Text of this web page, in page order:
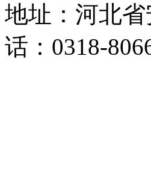
地址：河北
话：0318-